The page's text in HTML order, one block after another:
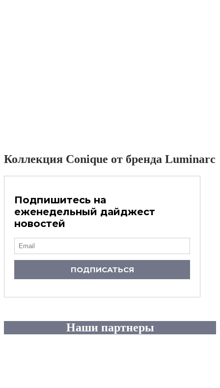
Коллекция Conique от бренда Luminarc
Подпишитесь на
еженедельный дайджест
новостей
ПОДПИСАТЬСЯ
Наши партнеры